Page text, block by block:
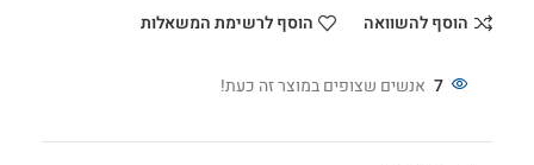
הוסף להשוואה
הוסף לרשימת המשאלות
7 אנשים שצופים במוצר זה כעת!